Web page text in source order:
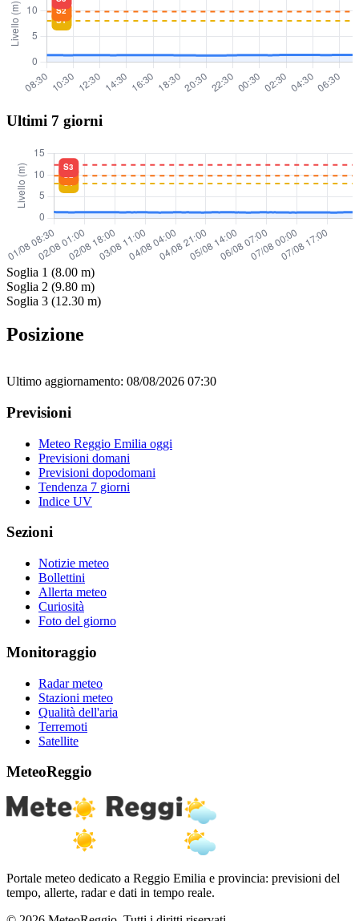
Ultimi 7 giorni
Soglia 1 (8.00 m)
Soglia 2 (9.80 m)
Soglia 3 (12.30 m)
Posizione
Concordia sulla Secchia
+
−
Ultimo aggiornamento: 08/08/2026 07:30
Previsioni
Meteo Reggio Emilia oggi
Previsioni domani
Previsioni dopodomani
Tendenza 7 giorni
Indice UV
Sezioni
Notizie meteo
Bollettini
Allerta meteo
Curiosità
Foto del giorno
Monitoraggio
Radar meteo
Stazioni meteo
Qualità dell'aria
Terremoti
Satellite
MeteoReggio
Portale meteo dedicato a Reggio Emilia e provincia: previsioni del
tempo, allerte, radar e dati in tempo reale.